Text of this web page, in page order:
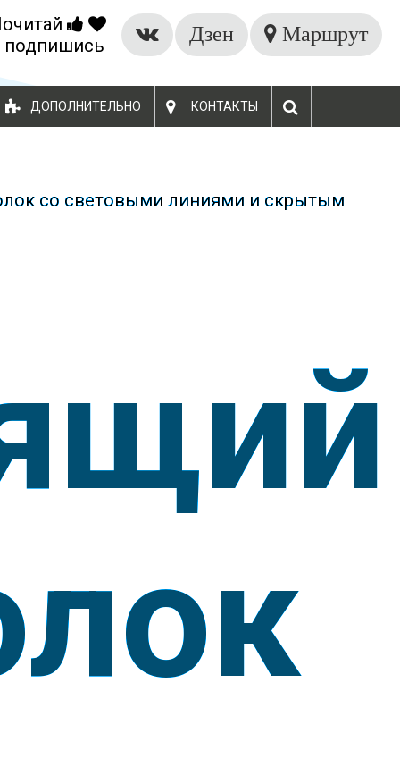
ВЫЗВАТЬ СПЕЦИАЛИСТА
ДОПОЛНИТЕЛЬНО КОНТАКТЫ
подпишись
Дзен Маршрут
со световыми линиями и скрытым